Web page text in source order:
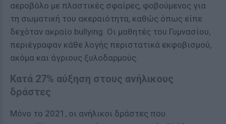
αεροβόλο με πλαστικές σφαίρες, φοβούμενος για
τη σωματική του ακεραιότητα, καθώς όπως είπε
δεχόταν ακραίο bullying. Οι μαθητές του Γυμνασίου,
περιέγραφαν κάθε λογής περιστατικά εκφοβισμού,
ακόμα και άγριους ξυλοδαρμούς.
Κατά 27% αύξηση στους ανήλικους
δράστες
Μόνο το 2021, οι ανήλικοι δράστες που